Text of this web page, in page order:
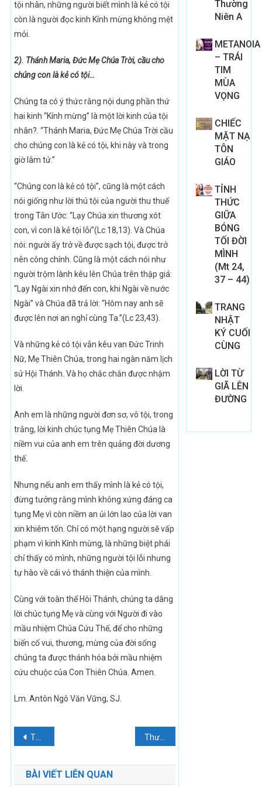
tội nhân, những người biết mình là kẻ có tội
còn là người đọc kinh Kính mừng không mệt
mỏi.
2). Thánh Maria, Đức Mẹ Chúa Trời, cầu cho
chúng con là kẻ có tội…
Chúng ta có ý thức rằng nội dung phần thứ
hai kinh “Kính mừng” là một lời kinh của tội
nhân?. “Thánh Maria, Đức Mẹ Chúa Trời cầu
cho chúng con là kẻ có tội, khi này và trong
giờ lâm tử.”
“Chúng con là kẻ có tội”, cũng là một cách
nói giống như lời thú tội của người thu thuế
trong Tân Ước: “Lạy Chúa xin thương xót
con, vì con là kẻ tội lỗi”(Lc 18,13). Và Chúa
nói: người ấy trở về được sạch tội, được trở
nên công chính. Cũng là một cách nói như
người trộm lành kêu lên Chúa trên thập giá:
“Lạy Ngài xin nhớ đến con, khi Ngài về nước
Ngài” và Chúa đã trả lời: “Hôm nay anh sẽ
được lên nơi an nghỉ cùng Ta.”(Lc 23,43).
Và những kẻ có tội vẫn kêu van Đức Trinh
Nữ, Mẹ Thiên Chúa, trong hai ngàn năm lịch
sử Hội Thánh. Và họ chắc chắn được nhậm
lời.
Anh em là những người đơn sơ, vô tội, trong
trắng, lời kinh chúc tụng Mẹ Thiên Chúa là
niềm vui của anh em trên quảng đời dương
thế.
Nhưng nếu anh em thấy mình là kẻ có tội,
đừng tưởng rằng mình không xứng đáng ca
tụng Mẹ vì còn niềm an ủi lớn lao của lời van
xin khiêm tốn. Chỉ có một hạng người sẽ vấp
phạm vì kinh Kính mừng, là những biệt phái
chỉ thấy có mình, những người tội lỗi nhưng
tự hào về cái vỏ thánh thiện của mình.
Cùng với toàn thể Hôi Thánh, chúng ta dâng
lời chúc tụng Mẹ và cùng với Người đi vào
mầu nhiệm Chúa Cứu Thế, để cho những
biến cố vui, thương, mừng của đời sống
chúng ta được thánh hóa bởi mầu nhiệm
cứu chuộc của Con Thiên Chúa. Amen.
Lm. Antôn Ngô Văn Vững, SJ.
Điều
hướng
Thứ Sáu đầu tháng, tuần 26 thường niên.
BÀI VIẾT LIÊN QUAN
Thường
Niên A
METANOIA
– TRÁI
TIM
MÙA
VỌNG
CHIẾC
MẶT NẠ
TÔN
GIÁO
TỈNH
THỨC
GIỮA
BÓNG
TỐI ĐỜI
MÌNH
(Mt 24,
37 – 44)
TRANG
NHẬT
KÝ CUỐI
CÙNG
LỜI TỪ
GIÃ LÊN
ĐƯỜNG